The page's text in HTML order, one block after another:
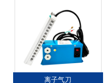
离子气刀